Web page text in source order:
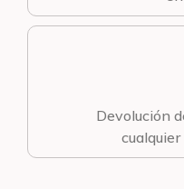
Devolución